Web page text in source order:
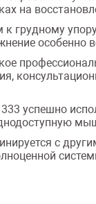
на
к грудному
особенно
успешно
с